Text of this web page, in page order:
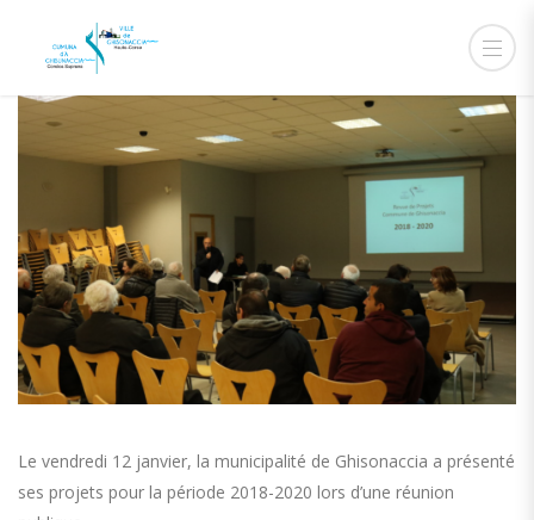
Le vendredi 12 janvier, la municipalité de Ghisonaccia a présenté
ses projets pour la période 2018-2020 lors d’une réunion